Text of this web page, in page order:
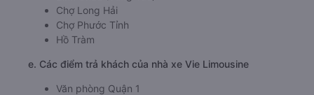
Chợ Long Hải
Chợ Phước Tỉnh
Hồ Tràm
e. Các điểm trả khách của nhà xe Vie Limousine
Văn phòng Quận 1